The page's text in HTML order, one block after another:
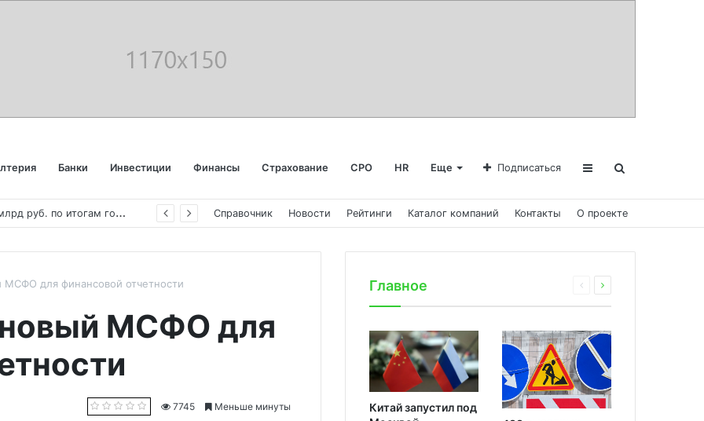
Банки Инвестиции Финансы Страхование СРО HR Еще Подписаться
«
Аэрофлот» отчитался об убытке в 123 млрд руб. по итогам года пандемии Справочник Новости Рейтинги Каталог компаний Контакты О проекте
для финансовой отчетности
МСФО для
7745 Меньше минуты
Главное
Китай запустил под